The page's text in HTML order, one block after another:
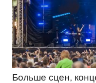
Больше сцен,